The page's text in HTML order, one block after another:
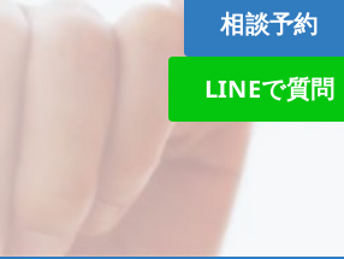
相談予約
LINEで質問